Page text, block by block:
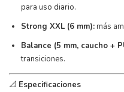
para uso diario.
Strong XXL (6 mm):más
Balance (5 mm, caucho +
transiciones.
📐 Especificaciones